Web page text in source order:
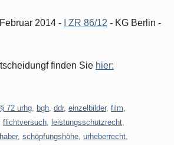
2014 - I ZR 86/12 - KG Berlin -
finden Sie hier:
§ 72 urhg bgh ddr, einzelbilder, film
flichtversuch leistungsschutzrecht
, schöpfungshöhe urheberrecht